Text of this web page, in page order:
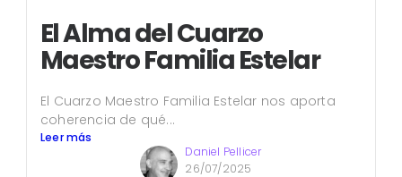
El Alma del Cuarzo
Maestro Familia Estelar
El Cuarzo Maestro Familia Estelar nos aporta
coherencia de qué...
Leer más
Daniel Pellicer
26/07/2025